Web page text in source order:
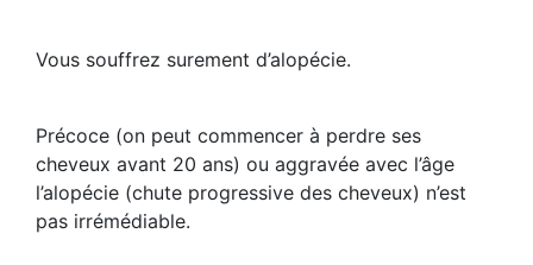
Vous souffrez surement d’alopécie.
Précoce (on peut commencer à perdre ses
cheveux avant 20 ans) ou aggravée avec l’âge
l’alopécie (chute progressive des cheveux) n’est
pas irrémédiable.